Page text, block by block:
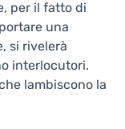
per il fatto di
una
si rivelerà
interlocutori.
lambiscono la